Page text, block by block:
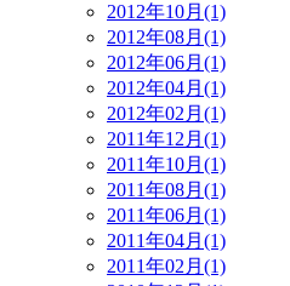
2012年10月(1)
2012年08月(1)
2012年06月(1)
2012年04月(1)
2012年02月(1)
2011年12月(1)
2011年10月(1)
2011年08月(1)
2011年06月(1)
2011年04月(1)
2011年02月(1)